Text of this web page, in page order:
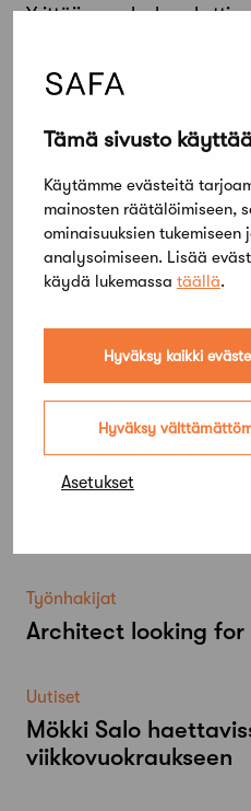
Tämä sivusto
Käytämme evästeitä
mainosten räätälöimiseen,
ominaisuuksien tukemiseen
analysoimiseen. Lisää
käydä lukemassa täällä.
Hyväksy kaikki
Hyväksy
Asetukset
Yrittäjien palvelupaketti
vakuutusturvaa yrittäjille.
löydät TEKin sivuilta.
Jaa artikkeli
Työnhakijat
Architect looking for
Uutiset
Mökki Salo
viikkovuokraukseen